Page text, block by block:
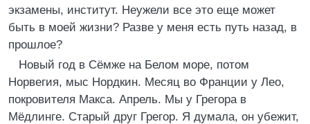
экзамены, институт. Неужели все это еще может
быть в моей жизни? Разве у меня есть путь назад, в
прошлое?
Новый год в Сёмже на Белом море, потом
Норвегия, мыс Нордкин. Месяц во Франции у Лео,
покровителя Макса. Апрель. Мы у Грегора в
Мёдлинге. Старый друг Грегор. Я думала, он убежит,